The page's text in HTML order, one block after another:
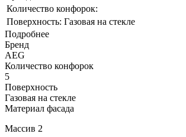
Количество конфорок:
Поверхность: Газовая на стекле
Подробнее
Бренд
AEG
Количество конфорок
5
Поверхность
Газовая на стекле
Материал фасада
Массив 2